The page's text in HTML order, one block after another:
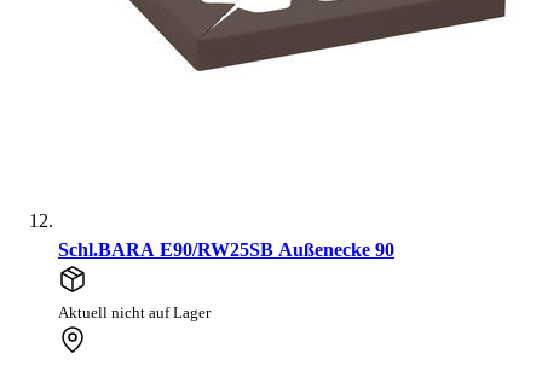
Schl.BARA E90/RW25SB Außenecke 90
Aktuell nicht auf Lager